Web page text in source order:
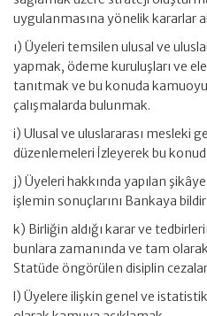
uygulanmasına yönelik kararlar
ı) Üyeleri temsilen ulusal ve
yapmak, ödeme kuruluşları ve
tanıtmak ve bu konuda
çalışmalarda bulunmak.
i) Ulusal ve uluslararası mesleki
düzenlemeleri İzleyerek bu
j) Üyeleri hakkında yapılan
işlemin sonuçlarını Bankaya
k) Birliğin aldığı karar ve
bunlara zamanında ve tam
Statüde öngörülen disiplin
l) Üyelere ilişkin genel ve